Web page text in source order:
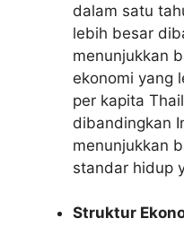
dalam satu
lebih besar
menunjukkan
ekonomi yang
per kapita
dibandingkan
menunjukkan
standar hidup
Struktur